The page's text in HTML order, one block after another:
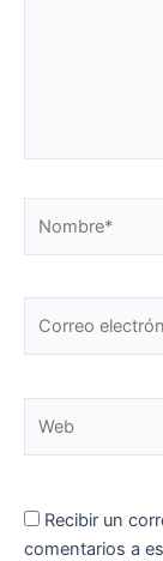
electrónico*
Recibir un
comentarios a